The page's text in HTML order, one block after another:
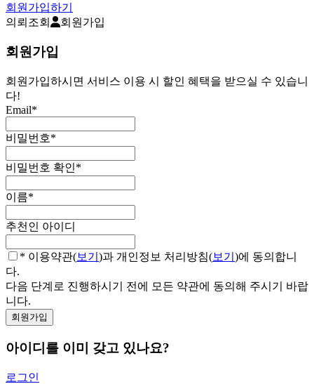
회원가입하기
의뢰조회
회원가입
회원가입
회원가입하시면 서비스 이용 시 할인 혜택을 받으실 수 있습니
다!
Email*
비밀번호*
비밀번호 확인*
이름*
추천인 아이디
* 이용약관(보기 )과 개인정보 처리방침(보기 )에 동의합니
다.
다음 단계로 진행하시기 전에 모든 약관에 동의해 주시기 바랍
니다.
아이디를 이미 갖고 있나요?
로그인